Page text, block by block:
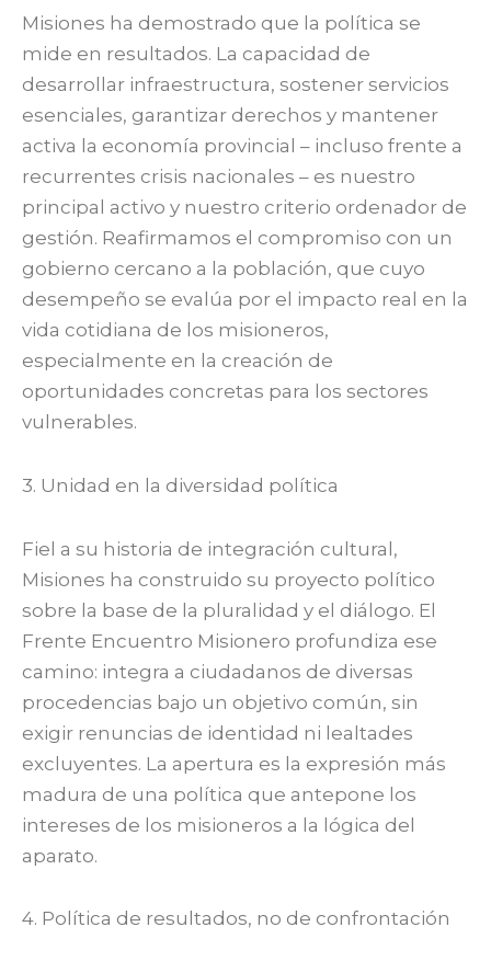
Misiones ha demostrado que la política se
mide en resultados. La capacidad de
desarrollar infraestructura, sostener servicios
esenciales, garantizar derechos y mantener
activa la economía provincial – incluso frente a
recurrentes crisis nacionales – es nuestro
principal activo y nuestro criterio ordenador de
gestión. Reafirmamos el compromiso con un
gobierno cercano a la población, que cuyo
desempeño se evalúa por el impacto real en la
vida cotidiana de los misioneros,
especialmente en la creación de
oportunidades concretas para los sectores
vulnerables.
3. Unidad en la diversidad política
Fiel a su historia de integración cultural,
Misiones ha construido su proyecto político
sobre la base de la pluralidad y el diálogo. El
Frente Encuentro Misionero profundiza ese
camino: integra a ciudadanos de diversas
procedencias bajo un objetivo común, sin
exigir renuncias de identidad ni lealtades
excluyentes. La apertura es la expresión más
madura de una política que antepone los
intereses de los misioneros a la lógica del
aparato.
4. Política de resultados, no de confrontación